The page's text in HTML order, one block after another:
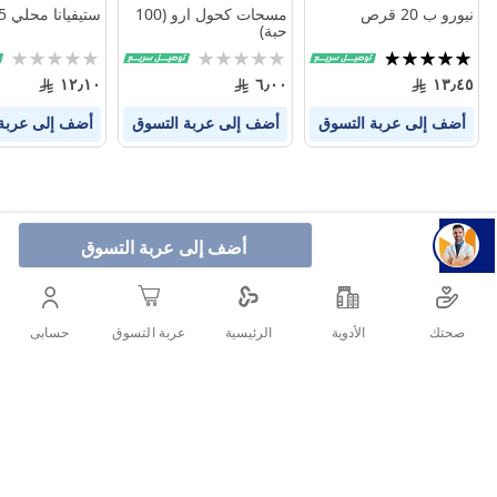
أضف إلى عربة التسوق
نيورو ب 20 قرص
تقييم:
96%
١٣٫٤٥
أضف إلى عربة التسوق
مسحات كحول ارو (100
حبة)
Rating:
٦٫٠٠
أضف إلى عربة التسوق
ستيفيانا محلي 25 كيس
Rating:
0%
١٢٫١٠
أضف إلى
صحتك الأدوية الرئيسية عربة التسوق حسابى